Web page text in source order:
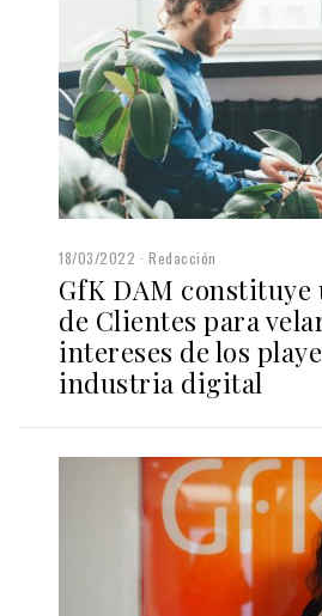
18/03/2022 Redacción
GfK DAM constituye
de Clientes para
intereses de los
industria digital